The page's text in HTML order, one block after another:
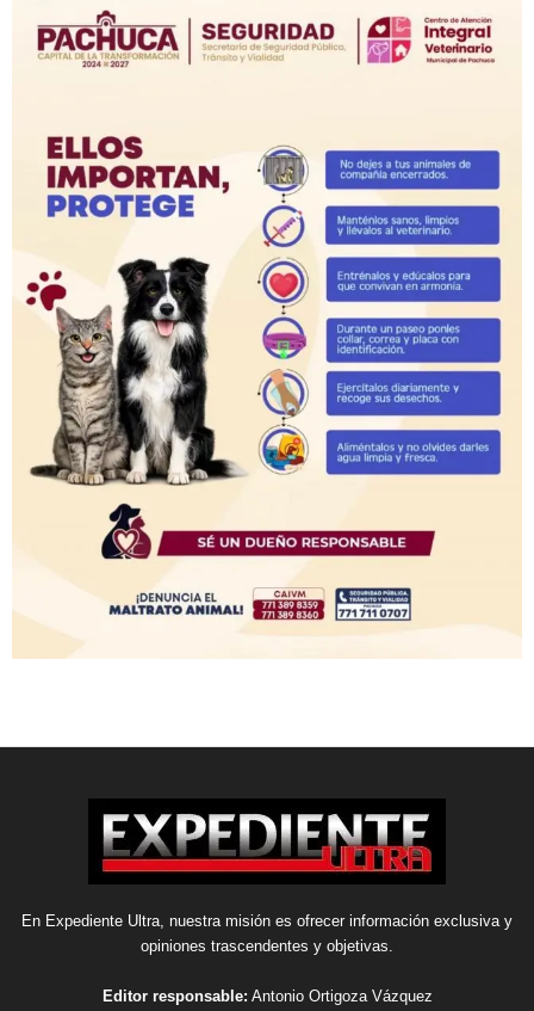
En Expediente Ultra, nuestra misión es ofrecer información exclusiva y
opiniones trascendentes y objetivas.
Editor responsable: Antonio Ortigoza Vázquez